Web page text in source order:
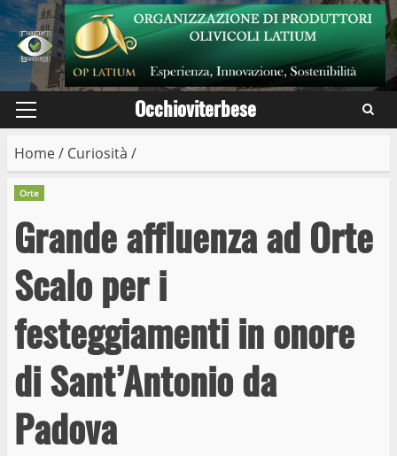
Skip
to
content
Primary
Occhioviterbese
Home/ Curiosità /
Orte
Grande affluenza ad Orte
Scalo per i
festeggiamenti in onore
di Sant’Antonio da
Padova